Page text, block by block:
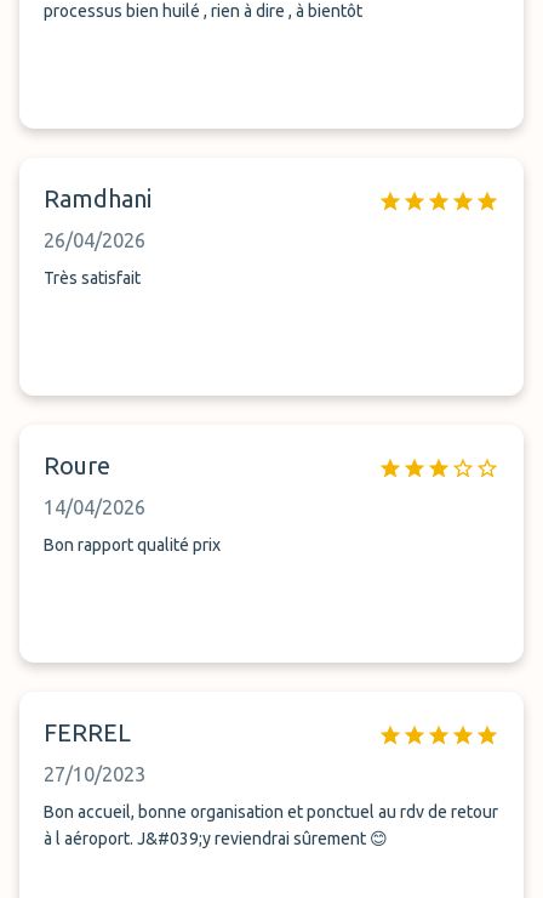
processus bien huilé , rien à dire , à bientôt
Ramdhani
26/04/2026
Très satisfait
Roure
14/04/2026
Bon rapport qualité prix
FERREL
27/10/2023
Bon accueil, bonne organisation et ponctuel au rdv de retour
à l aéroport. J&#039;y reviendrai sûrement 😊